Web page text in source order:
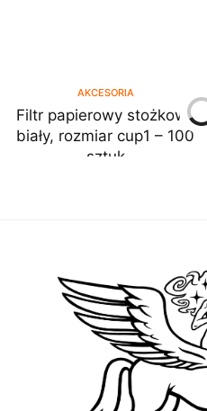
AKCESORIA
Filtr papierowy stożkowy
biały, rozmiar cup1 – 100
sztuk
AKCESORIA